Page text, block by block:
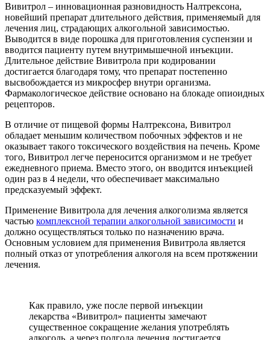
Вивитрол – инновационная разновидность Налтрексона,
новейший препарат длительного действия, применяемый для
лечения лиц, страдающих алкогольной зависимостью.
Выводится в виде порошка для приготовления суспензии и
вводится пациенту путем внутримышечной инъекции.
Длительное действие Вивитрола при кодировании
достигается благодаря тому, что препарат постепенно
высвобождается из микросфер внутри организма.
Фармакологическое действие основано на блокаде опиоидных
рецепторов.
В отличие от пищевой формы Налтрексона, Вивитрол
обладает меньшим количеством побочных эффектов и не
оказывает такого токсического воздействия на печень. Кроме
того, Вивитрол легче переносится организмом и не требует
ежедневного приема. Вместо этого, он вводится инъекцией
один раз в 4 недели, что обеспечивает максимально
предсказуемый эффект.
Применение Вивитрола для лечения алкоголизма является
частью комплексной терапии алкогольной зависимости и
должно осуществляться только по назначению врача.
Основным условием для применения Вивитрола является
полный отказ от употребления алкоголя на всем протяжении
лечения.
Как правило, уже после первой инъекции
лекарства «Вивитрол» пациенты замечают
существенное сокращение желания употреблять
алкоголь, а через полгода лечения достигается